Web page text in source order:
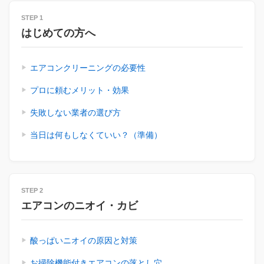
STEP 1
はじめての方へ
エアコンクリーニングの必要性
プロに頼むメリット・効果
失敗しない業者の選び方
当日は何もしなくていい？（準備）
STEP 2
エアコンのニオイ・カビ
酸っぱいニオイの原因と対策